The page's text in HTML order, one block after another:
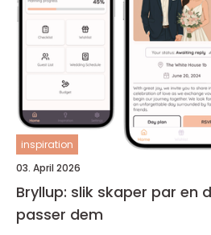
inspiration
03. April 2026
Bryllup: slik skaper par en
passer dem